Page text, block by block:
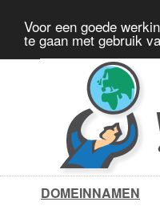
Voor een goede
te gaan met gebruik
DOMEINNAMEN